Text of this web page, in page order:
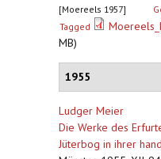
[Moereels 1957]
Tagged
MB)
1955
Ludger Meier
Die Werke des
Jüterbog in ihrer